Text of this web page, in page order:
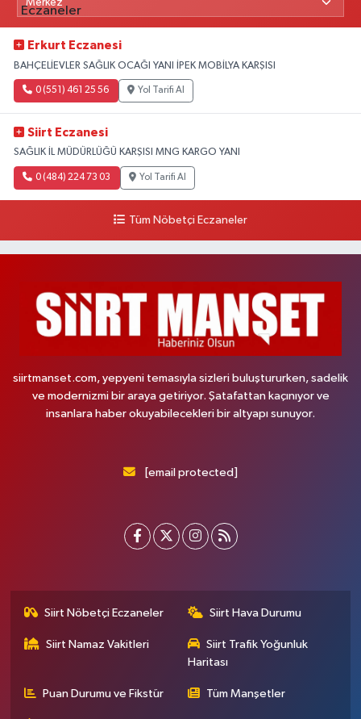
Erkurt Eczanesi
BAHÇELİEVLER SAĞLIK OCAĞI YANI İPEK MOBİLYA KARŞISI
0 (551) 461 25 56 Yol Tarifi Al
Siirt Eczanesi
SAĞLIK İL MÜDÜRLÜĞÜ KARŞISI MNG KARGO YANI
0 (484) 224 73 03 Yol Tarifi Al
Tüm Nöbetçi Eczaneler
siirtmanset.com, yepyeni temasıyla sizleri buluştururken, sadelik
ve modernizmi bir araya getiriyor. Şatafattan kaçınıyor ve
insanlara haber okuyabilecekleri bir altyapı sunuyor.
[email protected]
Siirt Nöbetçi Eczaneler Siirt Hava Durumu
Siirt Namaz Vakitleri
Siirt Trafik Yoğunluk
Haritası
Puan Durumu ve Fikstür Tüm Manşetler